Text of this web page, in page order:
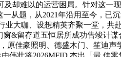
却难以的运营困局。针对这一
一从题，从2021年沿用至今，
业大咖、设想精英齐聚一堂，
&留存道五恒居所成功告竣计
，原佳豪照明、德盛木门、笙迪